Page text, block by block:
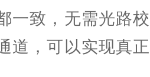
一致，无需光路
道，可以实现真